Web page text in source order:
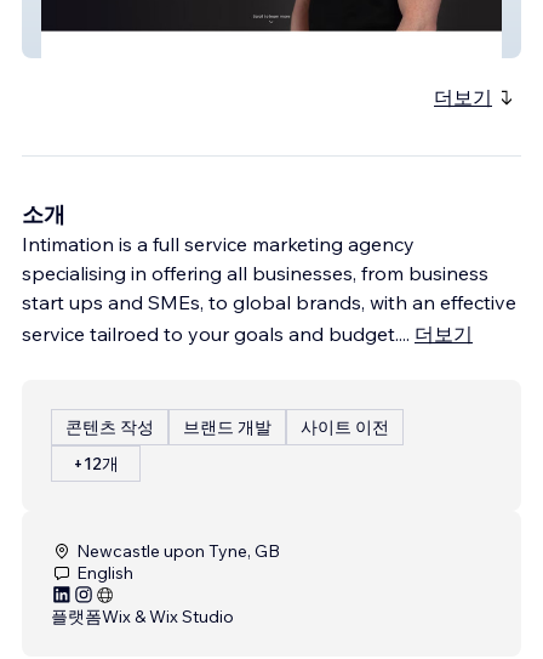
더보기
소개
Intimation is a full service marketing agency
specialising in offering all businesses, from business
start ups and SMEs, to global brands, with an effective
service tailroed to your goals and budget.... 더보기
콘텐츠 작성 브랜드 개발
사이트 이전
+12개
Newcastle upon Tyne, GB
English
플랫폼Wix & Wix Studio